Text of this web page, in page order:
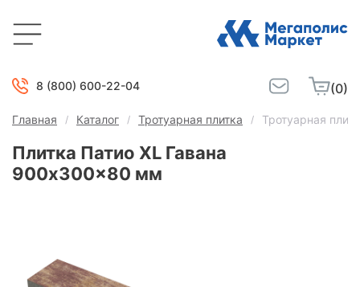
8 (800) 600-22-04 (0)
Главная Каталог Тротуарная плитка Тротуарная
Плитка Патио XL Гавана
900x300x80 мм